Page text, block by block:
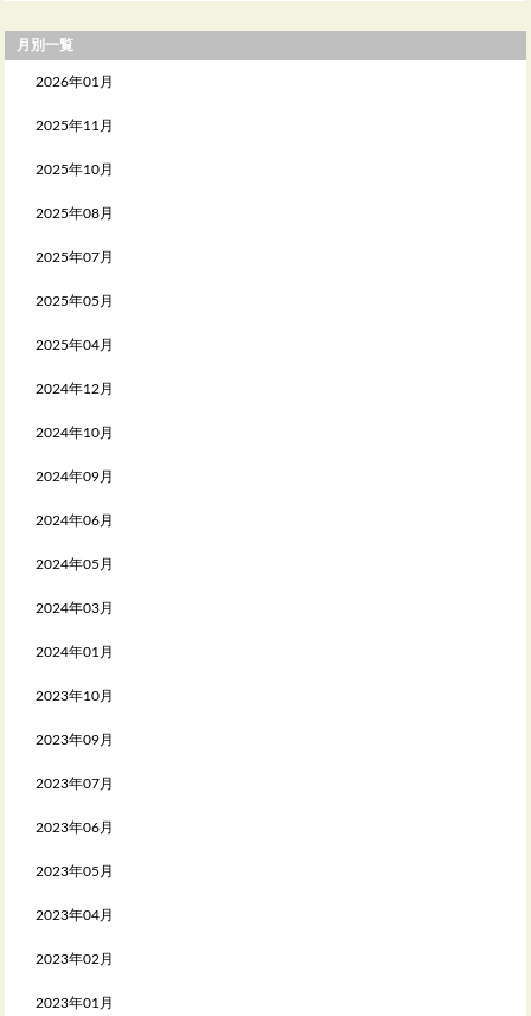
月別一覧
2026年01月
2025年11月
2025年10月
2025年08月
2025年07月
2025年05月
2025年04月
2024年12月
2024年10月
2024年09月
2024年06月
2024年05月
2024年03月
2024年01月
2023年10月
2023年09月
2023年07月
2023年06月
2023年05月
2023年04月
2023年02月
2023年01月